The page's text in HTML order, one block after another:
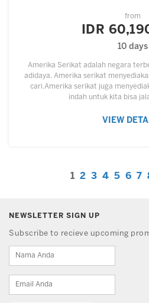
from
IDR
10 days
Amerika Serikat adalah negara
adidaya. Amerika serikat
cari.Amerika serikat juga
indah untuk kita bisa
VIEW
1 2 3 4 5 6 7
NEWSLETTER SIGN UP
Subscribe to recieve upcoming